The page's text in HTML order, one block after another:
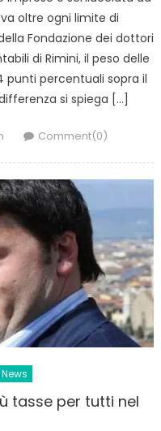
oltre ogni limite di
Fondazione dei dottori
di Rimini, il peso delle
punti percentuali sopra il
si spiega […]
Comment(0)
News
tasse per tutti nel